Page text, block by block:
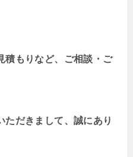
積もりなど、ご相談・ご
ただきまして、誠にあり